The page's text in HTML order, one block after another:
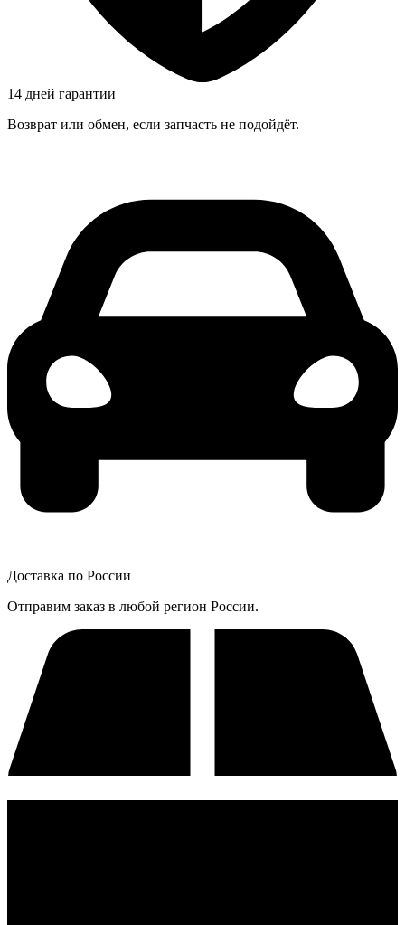
14 дней гарантии
Возврат или обмен, если запчасть не подойдёт.
Доставка по России
Отправим заказ в любой регион России.